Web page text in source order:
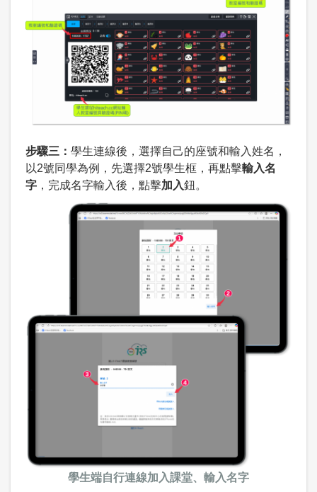
步驟三： 學生連線後，選擇自己的座號和輸入姓名，
以2號同學為例，先選擇2號學生框，再點擊輸入名
字，完成名字輸入後，點擊加入鈕。
學生端自行連線加入課堂、輸入名字